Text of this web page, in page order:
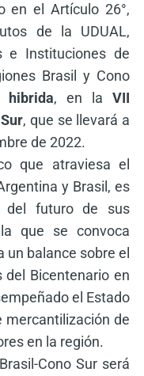
en el Artículo 26°,
de la UDUAL,
e Instituciones de
Brasil y Cono
hibrida, en la VII
, que se llevará a
de 2022.
que atraviesa el
y Brasil, es
del futuro de sus
que se convoca
balance sobre el
del Bicentenario en
el Estado
mercantilización de
en la región.
Cono Sur será